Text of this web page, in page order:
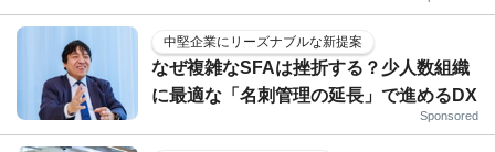
中堅企業にリーズナブルな新提案
なぜ複雑なSFAは挫折する？少人数組織
に最適な「名刺管理の延長」で進めるDX
Sponsored